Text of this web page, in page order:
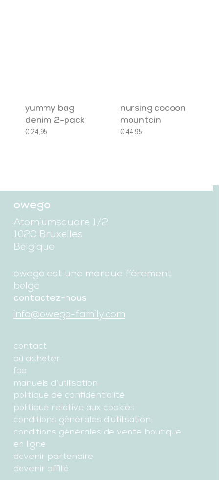
yummy bag
denim 2-pack
€24,95
nursing cocoon
mountain
€ 44,95
owego
Atomiumsquare 1/2
1020 Bruxelles
Belgique
owego est une marque fièrement
belge
contactez-nous
info@owego-family.com
contact
où acheter
faq
manuels d’utilisation
politique de confidentialité
politique relative aux cookies
conditions générales d’utilisation
conditions générales de vente boutique
en ligne
devenir partenaire
devenir affilié